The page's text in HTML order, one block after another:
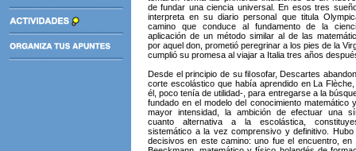
de fundar una ciencia universal. En esos tres
interpreta en su diario personal que titula
camino que conduce al fundamento de la
aplicación de un método similar al de las
por aquel don, prometió peregrinar a los pies de la
cumplió su promesa al viajar a Italia tres años
Desde el principio de su filosofar, Descartes
corte escolástico que había aprendido en La
él, poco tenía de utilidad-, para entregarse a la
fundado en el modelo del conocimiento matemático
mayor intensidad, la ambición de efectuar una
cuanto alternativa a la escolástica,
sistemático a la vez comprensivo y definitivo.
decisivos en este camino: uno fue el encuentro, en